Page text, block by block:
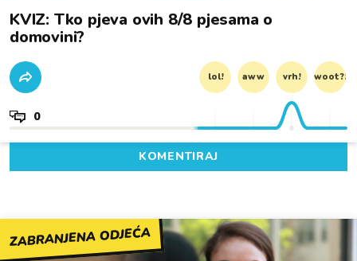
KVIZ: Tko pjeva ovih 8/8 pjesama o
domovini?
lol! aww vrh! woot?!
0
KOMENTIRAJ
ZABRANJENA ODJEĆA